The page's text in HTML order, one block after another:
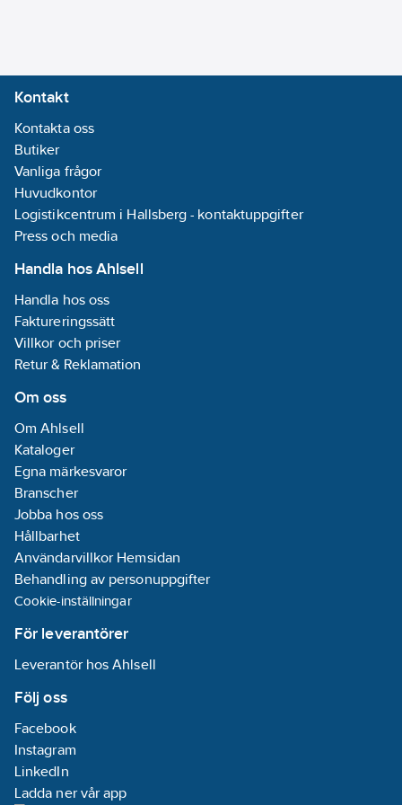
Kontakt
Kontakta oss
Butiker
Vanliga frågor
Huvudkontor
Logistikcentrum i Hallsberg - kontaktuppgifter
Press och media
Handla hos Ahlsell
Handla hos oss
Faktureringssätt
Villkor och priser
Retur & Reklamation
Om oss
Om Ahlsell
Kataloger
Egna märkesvaror
Branscher
Jobba hos oss
Hållbarhet
Användarvillkor Hemsidan
Behandling av personuppgifter
Cookie-inställningar
För leverantörer
Leverantör hos Ahlsell
Följ oss
Facebook
Instagram
LinkedIn
Ladda ner vår app